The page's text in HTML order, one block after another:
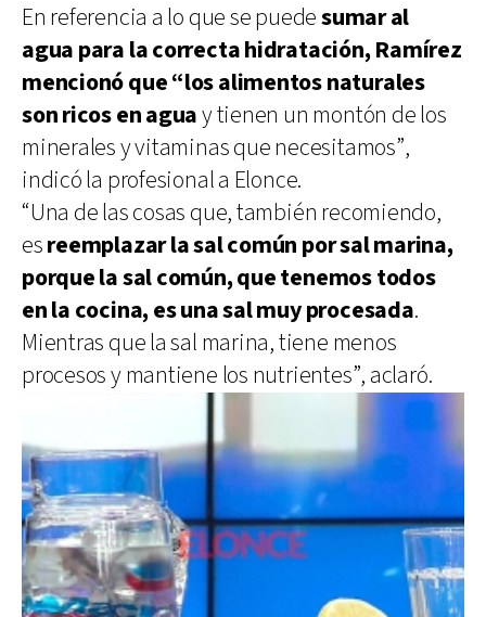
En referencia a lo que se puedesumar al
agua para la correcta hidratación, Ramírez
mencionó que “los alimentos naturales
son ricos en aguay tienen un montón de los
minerales y vitaminas que necesitamos”,
indicó la profesional a Elonce.
“Una de las cosas que, también recomiendo,
esreemplazar la sal común por sal marina,
porque la sal común, que tenemos todos
en la cocina, es una sal muy procesada.
Mientras que la sal marina, tiene menos
procesos y mantiene los nutrientes”, aclaró.